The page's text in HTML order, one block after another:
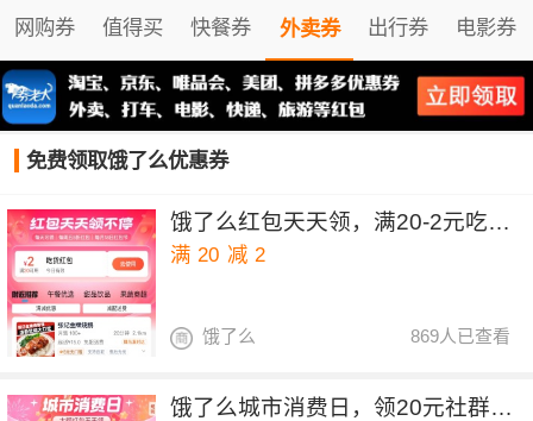
网购券 值得买 快餐券 外卖券 出行券 电影券
免费领取饿了么优惠券
饿了么红包天天领，满20-2元吃货红包
满 20 减 2
869人已查看
饿了么
饿了么城市消费日，领20元社群叠加红包